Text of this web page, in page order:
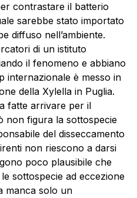
contrastare il batterio
sarebbe stato importato
diffuso nell’ambiente.
di un istituto
il fenomeno e abbiano
internazionale è messo in
della Xylella in Puglia.
fatte arrivare per il
non figura la sottospecie
del disseccamento
non riescono a darsi
poco plausibile che
sottospecie ad eccezione
manca solo un